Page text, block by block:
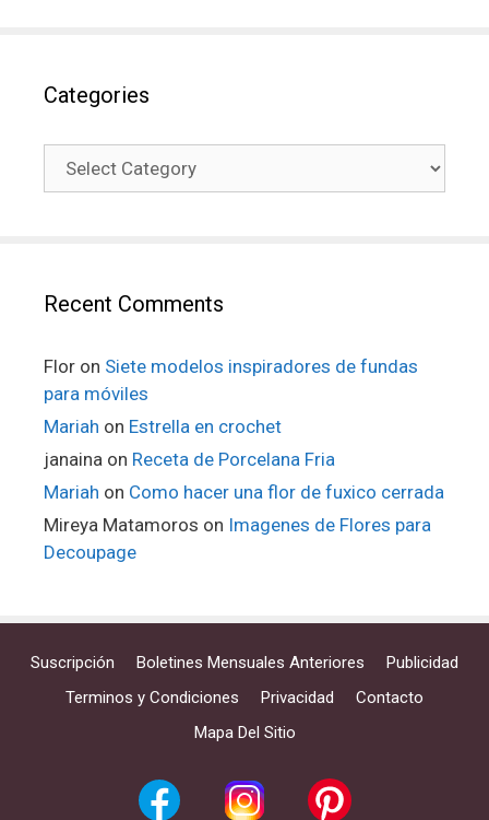
Categories
Recent Comments
Flor on Siete modelos inspiradores de fundas
para móviles
Mariah on Estrella en crochet
janaina on Receta de Porcelana Fria
Mariah on Como hacer una flor de fuxico cerrada
Mireya Matamoros on Imagenes de Flores para
Decoupage
Suscripción Boletines Mensuales Anteriores
Publicidad
Terminos y Condiciones
Privacidad
Contacto
Mapa Del Sitio